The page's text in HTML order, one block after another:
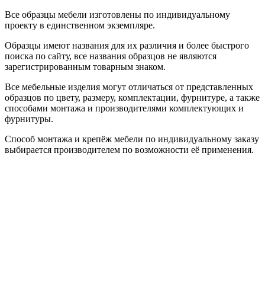
Все образцы мебели изготовлены по индивидуальному
проекту в единственном экземпляре.
Образцы имеют названия для их различия и более быстрого
поиска по сайту, все названия образцов не являются
зарегистрированным товарным знаком.
Все мебельные изделия могут отличаться от представленных
образцов по цвету, размеру, комплектации, фурнитуре, а также
способами монтажа и производителями комплектующих и
фурнитуры.
Способ монтажа и крепёж мебели по индивидуальному заказу
выбирается производителем по возможности её применения.